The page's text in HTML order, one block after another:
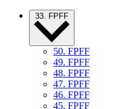
33. FPFF
50. FPFF
49. FPFF
48. FPFF
47. FPFF
46. FPFF
45. FPFF